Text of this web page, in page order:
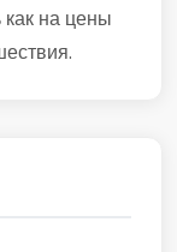
как на цены